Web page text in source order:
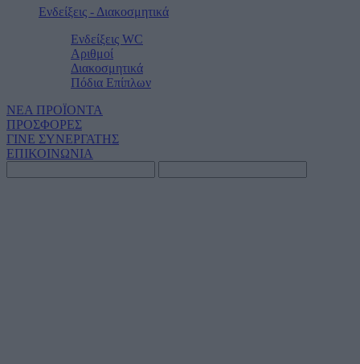
Ενδείξεις - Διακοσμητικά
Ενδείξεις WC
Αριθμοί
Διακοσμητικά
Πόδια Επίπλων
ΝΕΑ ΠΡΟΪΟΝΤΑ
ΠΡΟΣΦΟΡΕΣ
ΓΙΝΕ ΣΥΝΕΡΓΑΤΗΣ
ΕΠΙΚΟΙΝΩΝΙΑ